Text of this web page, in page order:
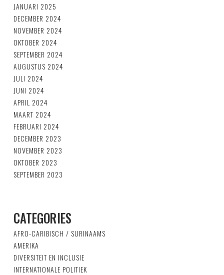
JANUARI 2025
DECEMBER 2024
NOVEMBER 2024
OKTOBER 2024
SEPTEMBER 2024
AUGUSTUS 2024
JULI 2024
JUNI 2024
APRIL 2024
MAART 2024
FEBRUARI 2024
DECEMBER 2023
NOVEMBER 2023
OKTOBER 2023
SEPTEMBER 2023
CATEGORIES
AFRO-CARIBISCH / SURINAAMS
AMERIKA
DIVERSITEIT EN INCLUSIE
INTERNATIONALE POLITIEK